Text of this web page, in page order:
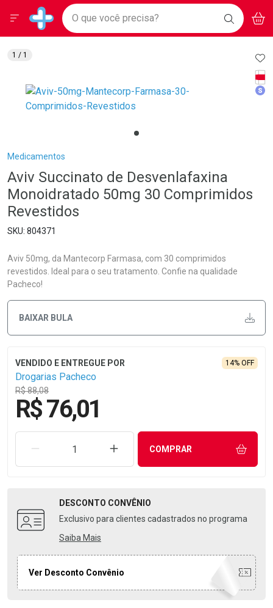
Drogarias Pacheco
Baixe nosso APP e aproveite Ofertas Exclusivas!
BAIXE
O APP
Ir direto para a home
pela página
Ir direto para o conteúdo
Ir direto para a busca
Ir direto para a conta
Ir direto para a notificações
Ir direto para o carrinho
Ir direto para o menu
Faça a sua busca
O que você precisa? BUSCAR
Menu
Breadcrumb
Medicamentos
Aviv Succinato de Desvenlafaxina
Monoidratado 50mg 30 Comprimidos
Revestidos
804371
Aviv 50mg, da Mantecorp Farmasa, com 30 comprimidos
revestidos. Ideal para o seu tratamento. Confie na qualidade
Pacheco!
BAIXAR BULA
Drogarias Pacheco
R$ 88,08
14% OFF
R$ 76,01
REMOVER UMA UNIDADEAUMENTAR UMA UNIDADE
COMPRAR
DESCONTO CONVÊNIO
Exclusivo para clientes cadastrados no programa
Saiba Mais
Ver Desconto Convênio
1 / 1